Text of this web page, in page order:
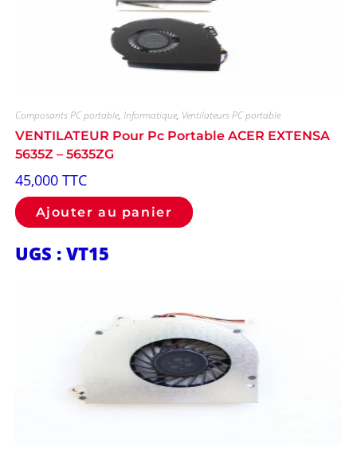
Composants PC portable, Informatique, Ventilateurs PC portable
VENTILATEUR Pour Pc Portable ACER EXTENSA
5635Z – 5635ZG
45,000 TTC
Ajouter au panier
UGS : VT15